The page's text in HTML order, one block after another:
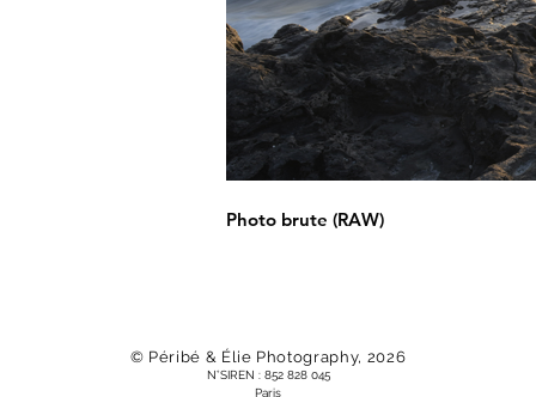
Photo brute (RAW)
© Péribé & Élie Photography, 2026
N°SIREN : 852 828 045
Paris